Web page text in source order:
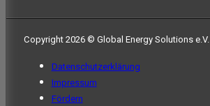
Copyright 2026 © Global Energy Solutions e.V.
Datenschutzerklärung
Impressum
Fördern